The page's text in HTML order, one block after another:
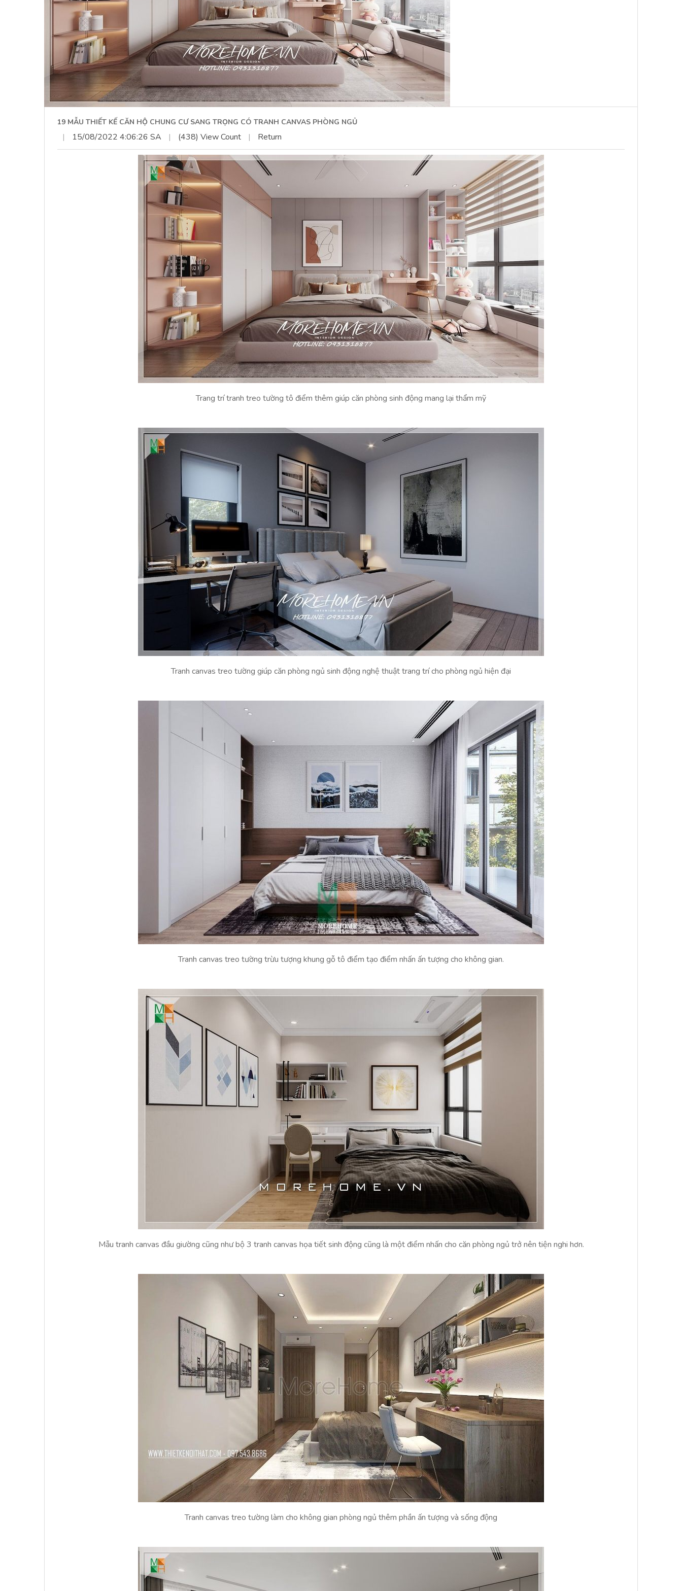
19 MẪU THIẾT KẾ CĂN HỘ CHUNG CƯ SANG TRỌNG CÓ TRANH CANVAS PHÒNG NGỦ
| 15/08/2022 4:06:26 SA | (438) View Count | Return
Trang trí tranh treo tường tô điểm thêm giúp căn phòng sinh động mang lại thẩm mỹ
Tranh canvas treo tường giúp căn phòng ngủ sinh động nghệ thuật trang trí cho phòng ngủ hiện đại
Tranh canvas treo tường trừu tượng khung gỗ tô điểm tạo điểm nhấn ấn tượng cho không gian.
Mẫu tranh canvas đầu giường cũng như bộ 3 tranh canvas họa tiết sinh động cũng là một điểm nhấn cho căn phòng ngủ trở nên tiện nghi hơn.
Tranh canvas treo tường làm cho không gian phòng ngủ thêm phần ấn tượng và sống động